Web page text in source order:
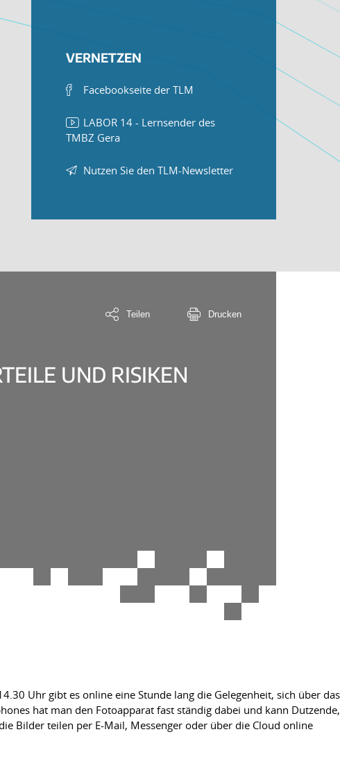
VERNETZEN
Facebookseite der TLM
LABOR 14 - Lernsender des
TMBZ Gera
Nutzen Sie den TLM-Newsletter
Teilen Drucken
UND RISIKEN
Uhr gibt es online eine Stunde lang die Gelegenheit, sich über das
hat man den Fotoapparat fast ständig dabei und kann Dutzende,
Bilder teilen per E-Mail, Messenger oder über die Cloud online